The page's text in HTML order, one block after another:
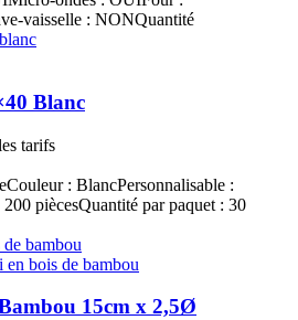
vaisselle : NONQuantité
Blanc
tarifs
: BlancPersonnalisable :
piècesQuantité par paquet : 30
15cm x 2,5Ø